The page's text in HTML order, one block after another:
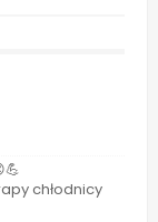
chłodnicy